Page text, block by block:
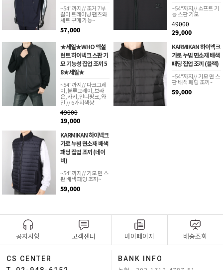
~54"까지// 조거 7부
길이 트레이닝 팬츠와
세트 구매 가능~
57,000
~54"까지// 소프트 기
능 스판 기모
49000
29,000
★세일★WHO 엑설
런트 하이넥크 스판 기
모 기능성 집업 조끼 5
8★세일★
~54"까지// 다크그레
이,블루그레이,브라
운,카키,인디핑크,와
인 // 6가지색상
49000
19,000
KARMIKAN 하이넥크
가로 누빔 면소재 배색
패딩 집업 조끼 (블랙)
~54"까지// 기모 면 스
판 배색 패딩 조끼~
59,000
KARMIKAN 하이넥크
가로 누빔 면소재 배색
패딩 집업 조끼 (네이
비)
~54"까지// 기모 면 스
판 배색 패딩 조끼~
59,000
공지사항 고객센터 마이페이지 배송조회
CS CENTER
BANK INFO